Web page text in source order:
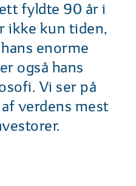
fyldte 90 år i
ikke kun tiden,
enorme
også hans
Vi ser på
verdens mest